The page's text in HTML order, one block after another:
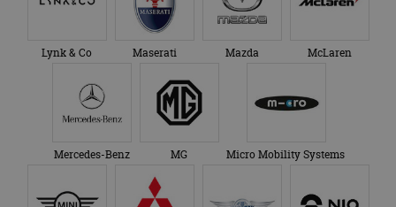
Lynk & Co Maserati Mazda McLaren
Mercedes-Benz MG Micro Mobility Systems